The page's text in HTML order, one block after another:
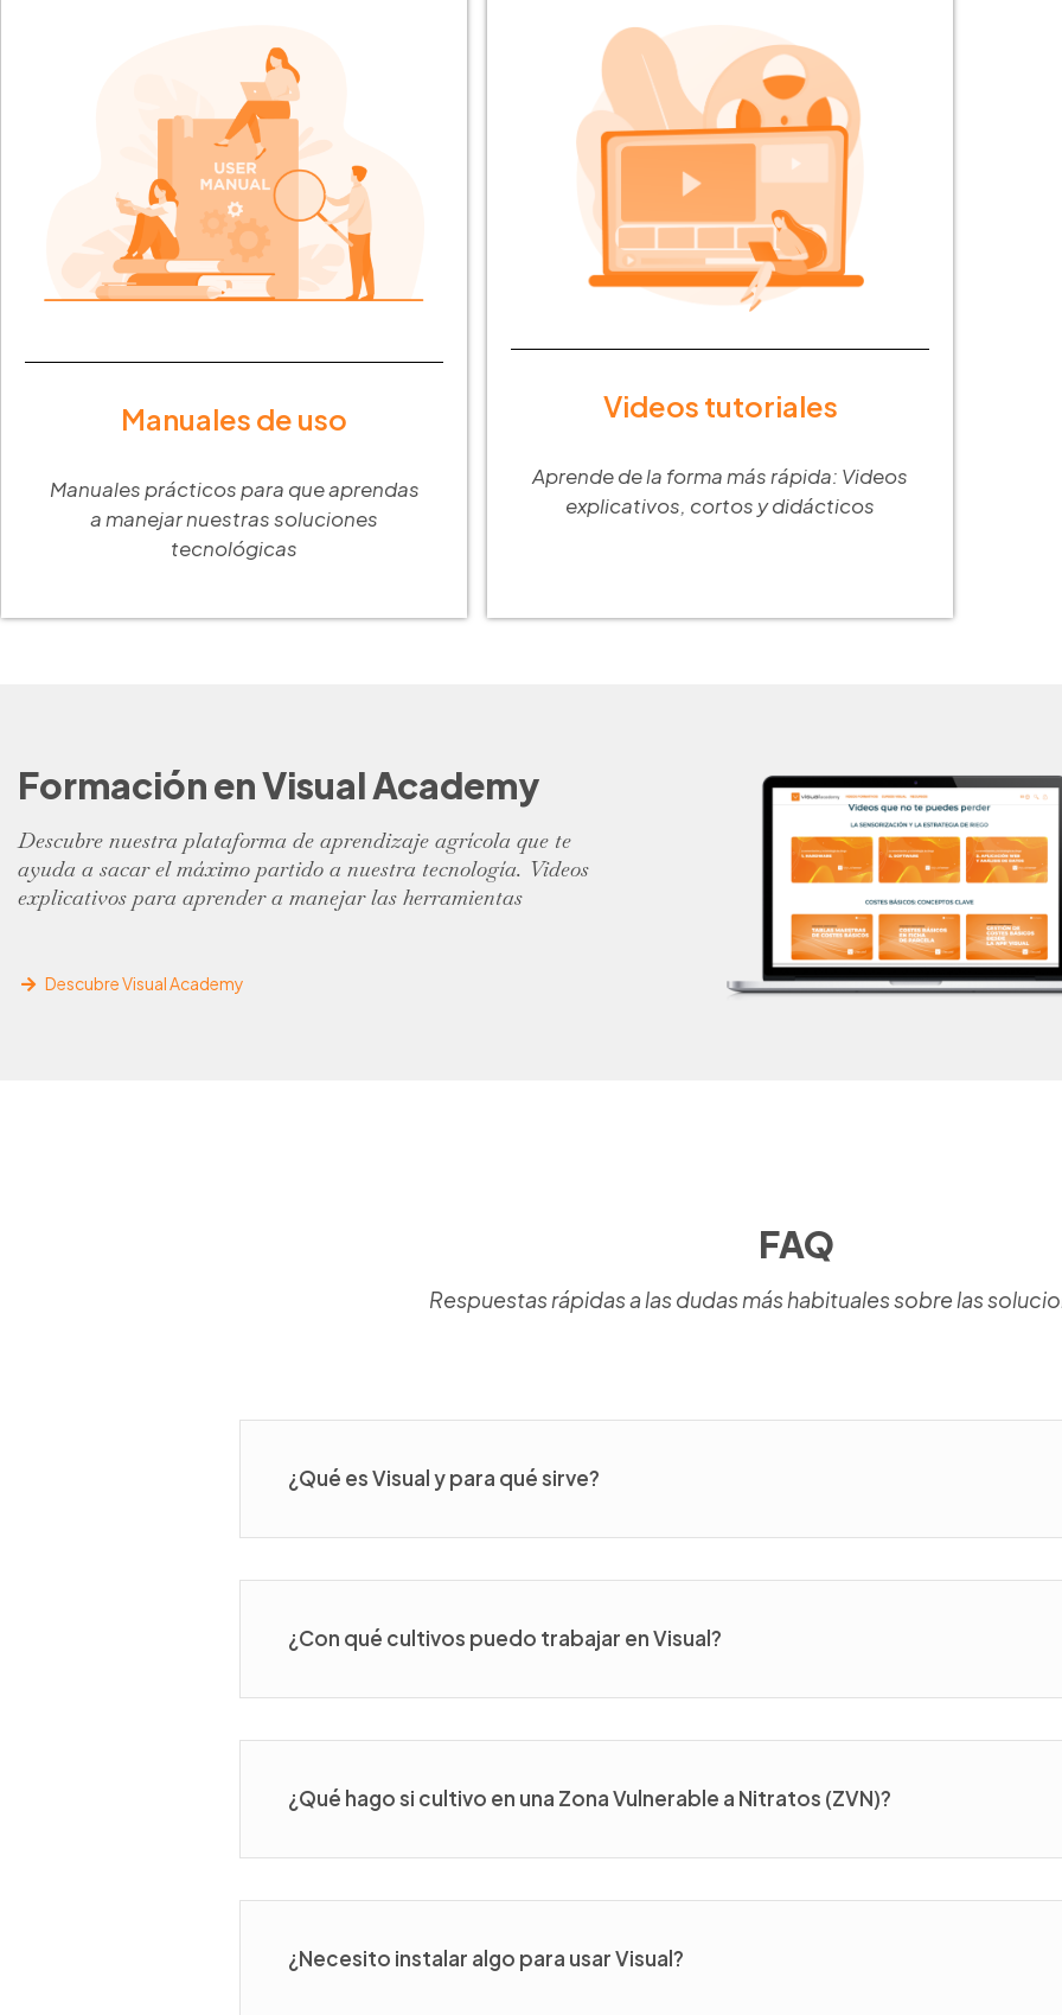
Manuales de uso
Manuales prácticos para que aprendas
a manejar nuestras soluciones
tecnológicas
Videos tutoriales
Aprende de la forma más rápida: Videos
explicativos, cortos y didácticos
Formación en Visual Academy
Descubre nuestra plataforma de aprendizaje agrícola que te
ayuda a sacar el máximo partido a nuestra tecnología. Videos
explicativos para aprender a manejar las herramientas
Descubre Visual Academy ​
FAQ
Respuestas rápidas a las dudas más habituales sobre las
¿Qué es Visual y para qué sirve?
¿Con qué cultivos puedo trabajar en Visual?
¿Qué hago si cultivo en una Zona Vulnerable a Nitratos (ZVN)?
¿Necesito instalar algo para usar Visual?